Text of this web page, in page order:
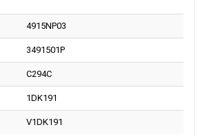
4915NP03
3491501P
C294C
1DK191
V1DK191